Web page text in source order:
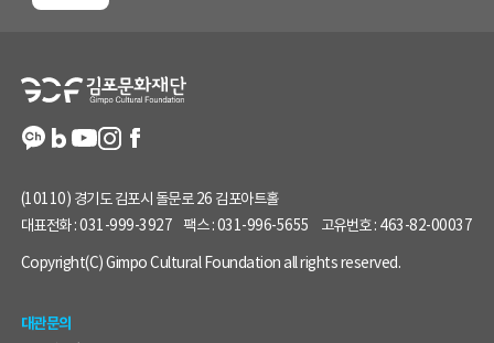
(10110) 경기도 김포시 돌문로 26 김포아트홀
대표전화 :031-999-3927 팩스 :031-996-5655 고유번호 : 463-82-00037
Copyright(C) Gimpo Cultural Foundation all rights reserved.
대관문의